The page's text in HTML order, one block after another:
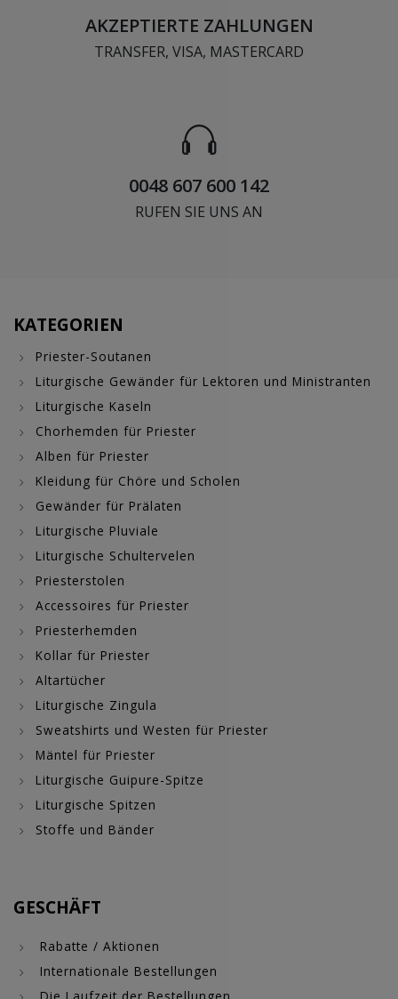
AKZEPTIERTE ZAHLUNGEN
TRANSFER, VISA, MASTERCARD
0048 607 600 142
RUFEN SIE UNS AN
KATEGORIEN
Priester-Soutanen
Liturgische Gewänder für Lektoren und Ministranten
Liturgische Kaseln
Chorhemden für Priester
Alben für Priester
Kleidung für Chöre und Scholen
Gewänder für Prälaten
Liturgische Pluviale
Liturgische Schultervelen
Priesterstolen
Accessoires für Priester
Priesterhemden
Kollar für Priester
Altartücher
Liturgische Zingula
Sweatshirts und Westen für Priester
Mäntel für Priester
Liturgische Guipure-Spitze
Liturgische Spitzen
Stoffe und Bänder
GESCHÄFT
Rabatte / Aktionen
Internationale Bestellungen
Die Laufzeit der Bestellungen